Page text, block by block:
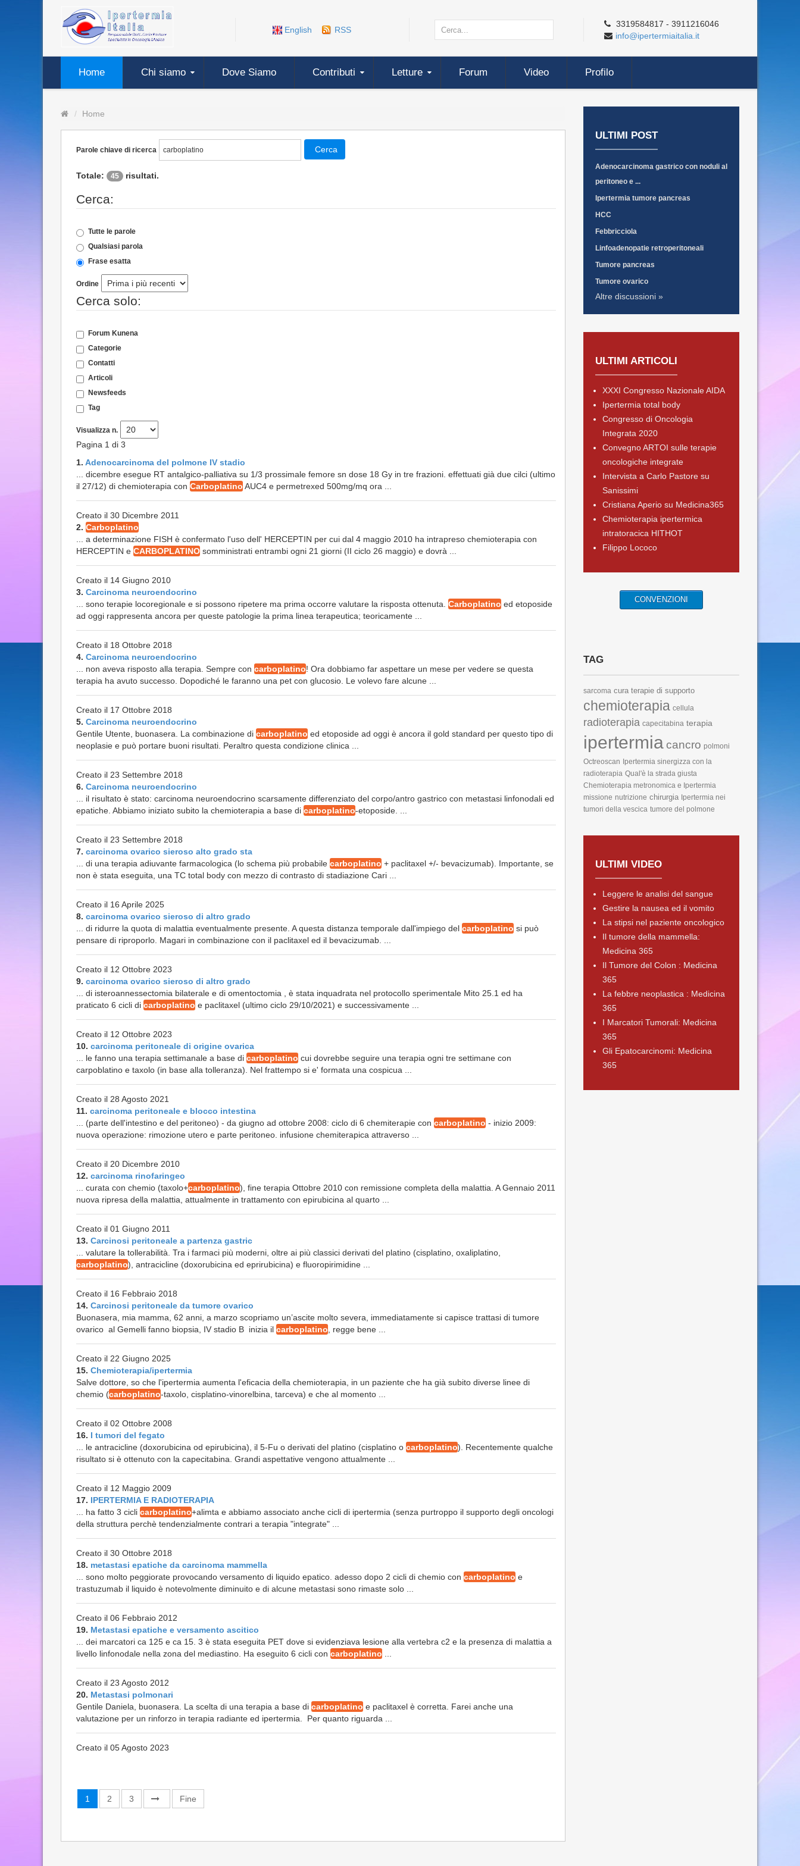
English RSS
3319584817 - 3911216046
info@ipertermiaitalia.it
Home Chi siamo Dove Siamo Contributi Letture Forum Video Profilo
Home
Parole chiave di ricerca Cerca
Totale: 45 risultati.
Cerca:
Tutte le parole
Qualsiasi parola
Frase esatta
Ordine
Cerca solo:
Forum Kunena
Categorie
Contatti
Articoli
Newsfeeds
Tag
Visualizza n.
Pagina 1 di 3
1. Adenocarcinoma del polmone IV stadio
... dicembre esegue RT antalgico-palliativa su 1/3 prossimale femore sn dose 18 Gy in tre frazioni. effettuati già due cilci (ultimo
il 27/12) di chemioterapia con Carboplatino AUC4 e permetrexed 500mg/mq ora ...
Creato il 30 Dicembre 2011
2. Carboplatino
... a determinazione FISH è confermato l'uso dell' HERCEPTIN per cui dal 4 maggio 2010 ha intrapreso chemioterapia con
HERCEPTIN e CARBOPLATINO somministrati entrambi ogni 21 giorni (II ciclo 26 maggio) e dovrà ...
Creato il 14 Giugno 2010
3. Carcinoma neuroendocrino
... sono terapie locoregionale e si possono ripetere ma prima occorre valutare la risposta ottenuta. Carboplatino ed etoposide
ad oggi rappresenta ancora per queste patologie la prima linea terapeutica; teoricamente ...
Creato il 18 Ottobre 2018
4. Carcinoma neuroendocrino
... non aveva risposto alla terapia. Sempre con carboplatino! Ora dobbiamo far aspettare un mese per vedere se questa
terapia ha avuto successo. Dopodiché le faranno una pet con glucosio. Le volevo fare alcune ...
Creato il 17 Ottobre 2018
5. Carcinoma neuroendocrino
Gentile Utente, buonasera. La combinazione di carboplatino ed etoposide ad oggi è ancora il gold standard per questo tipo di
neoplasie e può portare buoni risultati. Peraltro questa condizione clinica ...
Creato il 23 Settembre 2018
6. Carcinoma neuroendocrino
... il risultato è stato: carcinoma neuroendocrino scarsamente differenziato del corpo/antro gastrico con metastasi linfonodali ed
epatiche. Abbiamo iniziato subito la chemioterapia a base di carboplatino-etoposide. ...
Creato il 23 Settembre 2018
7. carcinoma ovarico sieroso alto grado sta
... di una terapia adiuvante farmacologica (lo schema più probabile carboplatino + paclitaxel +/- bevacizumab). Importante, se
non è stata eseguita, una TC total body con mezzo di contrasto di stadiazione Cari ...
Creato il 16 Aprile 2025
8. carcinoma ovarico sieroso di altro grado
... di ridurre la quota di malattia eventualmente presente. A questa distanza temporale dall'impiego del carboplatino si può
pensare di riproporlo. Magari in combinazione con il paclitaxel ed il bevacizumab. ...
Creato il 12 Ottobre 2023
9. carcinoma ovarico sieroso di altro grado
... di isteroannessectomia bilaterale e di omentoctomia , è stata inquadrata nel protocollo sperimentale Mito 25.1 ed ha
praticato 6 cicli di carboplatino e paclitaxel (ultimo ciclo 29/10/2021) e successivamente ...
Creato il 12 Ottobre 2023
10. carcinoma peritoneale di origine ovarica
... le fanno una terapia settimanale a base di carboplatino cui dovrebbe seguire una terapia ogni tre settimane con
carpoblatino e taxolo (in base alla tolleranza). Nel frattempo si e' formata una cospicua ...
Creato il 28 Agosto 2021
11. carcinoma peritoneale e blocco intestina
... (parte dell'intestino e del peritoneo) - da giugno ad ottobre 2008: ciclo di 6 chemiterapie con carboplatino - inizio 2009:
nuova operazione: rimozione utero e parte peritoneo. infusione chemiterapica attraverso ...
Creato il 20 Dicembre 2010
12. carcinoma rinofaringeo
... curata con chemio (taxolo+carboplatino), fine terapia Ottobre 2010 con remissione completa della malattia. A Gennaio 2011
nuova ripresa della malattia, attualmente in trattamento con epirubicina al quarto ...
Creato il 01 Giugno 2011
13. Carcinosi peritoneale a partenza gastric
... valutare la tollerabilità. Tra i farmaci più moderni, oltre ai più classici derivati del platino (cisplatino, oxaliplatino,
carboplatino), antracicline (doxorubicina ed eprirubicina) e fluoropirimidine ...
Creato il 16 Febbraio 2018
14. Carcinosi peritoneale da tumore ovarico
Buonasera, mia mamma, 62 anni, a marzo scopriamo un’ascite molto severa, immediatamente si capisce trattasi di tumore
ovarico al Gemelli fanno biopsia, IV stadio B inizia il carboplatino , regge bene ...
Creato il 22 Giugno 2025
15. Chemioterapia/ipertermia
Salve dottore, so che l'ipertermia aumenta l'eficacia della chemioterapia, in un paziente che ha già subito diverse linee di
chemio (carboplatino-taxolo, cisplatino-vinorelbina, tarceva) e che al momento ...
Creato il 02 Ottobre 2008
16. I tumori del fegato
... le antracicline (doxorubicina od epirubicina), il 5-Fu o derivati del platino (cisplatino o carboplatino). Recentemente qualche
risultato si è ottenuto con la capecitabina. Grandi aspettative vengono attualmente ...
Creato il 12 Maggio 2009
17. IPERTERMIA E RADIOTERAPIA
... ha fatto 3 cicli carboplatino+alimta e abbiamo associato anche cicli di ipertermia (senza purtroppo il supporto degli oncologi
della struttura perchè tendenzialmente contrari a terapia "integrate" ...
Creato il 30 Ottobre 2018
18. metastasi epatiche da carcinoma mammella
... sono molto peggiorate provocando versamento di liquido epatico. adesso dopo 2 cicli di chemio con carboplatino e
trastuzumab il liquido è notevolmente diminuito e di alcune metastasi sono rimaste solo ...
Creato il 06 Febbraio 2012
19. Metastasi epatiche e versamento ascitico
... dei marcatori ca 125 e ca 15. 3 è stata eseguita PET dove si evidenziava lesione alla vertebra c2 e la presenza di malattia a
livello linfonodale nella zona del mediastino. Ha eseguito 6 cicli con carboplatino
Creato il 23 Agosto 2012
20. Metastasi polmonari
Gentile Daniela, buonasera. La scelta di una terapia a base di carboplatino e paclitaxel è corretta. Farei anche una
valutazione per un rinforzo in terapia radiante ed ipertermia. Per quanto riguarda ...
Creato il 05 Agosto 2023
1 2 3 Fine
ULTIMI POST
Adenocarcinoma gastrico con noduli al
peritoneo e ...
Ipertermia tumore pancreas
HCC
Febbricciola
Linfoadenopatie retroperitoneali
Tumore pancreas
Tumore ovarico
Altre discussioni »
ULTIMI ARTICOLI
XXXI Congresso Nazionale AIDA
Ipertermia total body
Congresso di Oncologia
Integrata 2020
Convegno ARTOI sulle terapie
oncologiche integrate
Intervista a Carlo Pastore su
Sanissimi
Cristiana Aperio su Medicina365
Chemioterapia ipertermica
intratoracica HITHOT
Filippo Lococo
CONVENZIONI
TAG
sarcoma cura terapie di supporto
chemioterapia cellula
radioterapia capecitabina terapia
ipertermia cancro polmoni
Octreoscan Ipertermia sinergizza con la
radioterapia Qual'è la strada giusta
Chemioterapia metronomica e Ipertermia
missione nutrizione chirurgia Ipertermia nei
tumori della vescica tumore del polmone
ULTIMI VIDEO
Leggere le analisi del sangue
Gestire la nausea ed il vomito
La stipsi nel paziente oncologico
Il tumore della mammella:
Medicina 365
Il Tumore del Colon : Medicina
365
La febbre neoplastica : Medicina
365
I Marcatori Tumorali: Medicina
365
Gli Epatocarcinomi: Medicina
365